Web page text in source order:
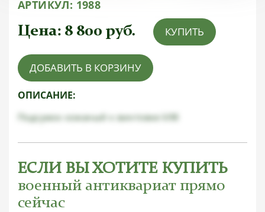
АРТИКУЛ: 1988
Цена: 8 800 руб. КУПИТЬ
ДОБАВИТЬ В КОРЗИНУ
ОПИСАНИЕ:
Подсумок кожаный к винтовке k98
ЕСЛИ ВЫ ХОТИТЕ КУПИТЬ
военный антиквариат прямо
сейчас